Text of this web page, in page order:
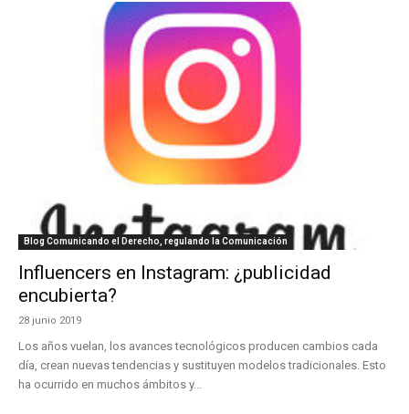
Blog Comunicando el Derecho, regulando la Comunicación
Influencers en Instagram: ¿publicidad
encubierta?
28 junio 2019
Los años vuelan, los avances tecnológicos producen cambios cada
día, crean nuevas tendencias y sustituyen modelos tradicionales. Esto
ha ocurrido en muchos ámbitos y...